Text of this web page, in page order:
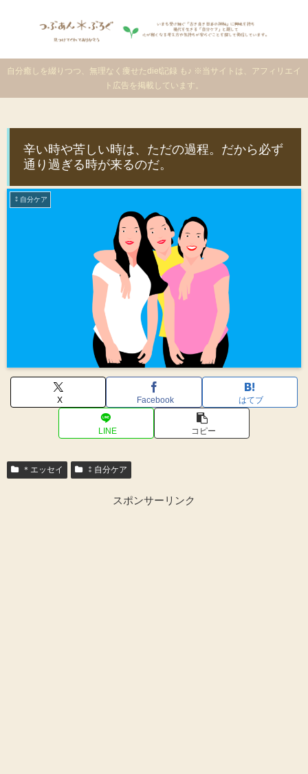
自分癒しを綴りつつ、無理なく痩せたdiet記録 も♪ ※当サイトは、アフィリエイ
ト広告を掲載しています。
辛い時や苦しい時は、ただの過程。だから必ず
通り過ぎる時が来るのだ。
⁑自分ケア
X Facebook はてブ
LINE コピー
＊エッセイ ⁑自分ケア
スポンサーリンク